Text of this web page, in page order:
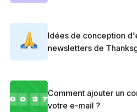
Idées de conception
newsletters de
Comment ajouter un
votre e-mail ?